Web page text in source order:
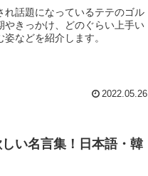
れ話題になっているテテのゴル
やきっかけ、どのぐらい上手い
などを紹介します。
2022.05.26
い名言集！日本語・韓